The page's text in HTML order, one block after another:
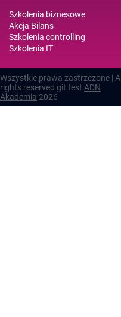
Szkolenia biznesowe
Akcja Bilans
Szkolenia controlling
Szkolenia IT
Wszystkie prawa zastrzezone | All
rights reserved git test ADN
Akademia 2026